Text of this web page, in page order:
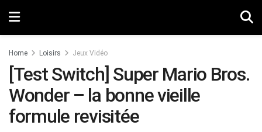
Home Loisirs Jeux Vidéo
[Test Switch] Super Mario Bros.
Wonder – la bonne vieille
formule revisitée